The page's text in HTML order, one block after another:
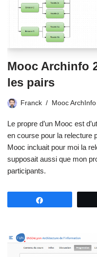
Mooc Archinfo
les pairs
Franck Mooc ArchInfo
Le propre d’un Mooc est
en course pour la relecture
Mooc incluait pour moi la
supposait aussi que mon
participants.